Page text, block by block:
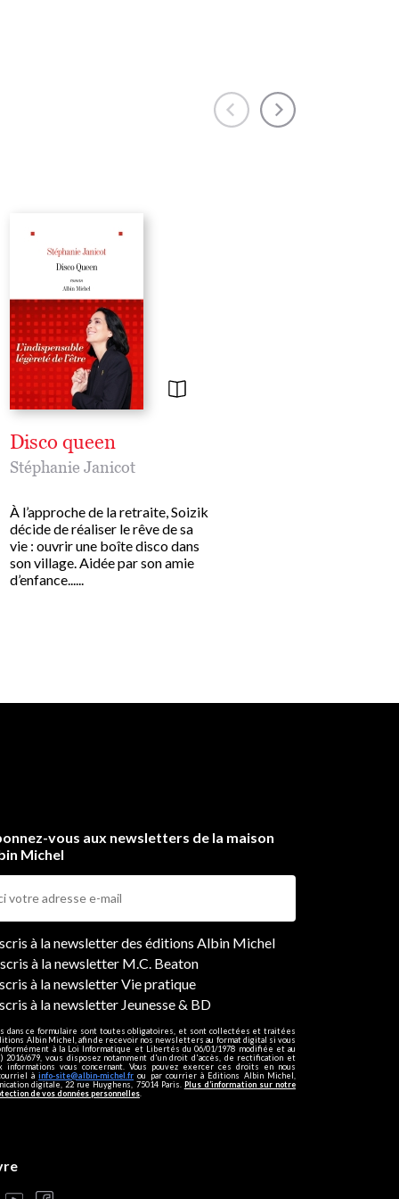
Disco queen
Stéphanie Janicot
À l’approche de la retraite, Soizik
décide de réaliser le rêve de sa
vie : ouvrir une boîte disco dans
son village. Aidée par son amie
d’enfance......
vous aux newsletters de la maison
Michel
à la newsletter des éditions Albin Michel
à la newsletter M.C. Beaton
à la newsletter Vie pratique
à la newsletter Jeunesse & BD
dans ce formulaire sont toutes obligatoires, et sont collectées et traitées
Albin Michel, afin de recevoir nos newsletters au format digital si vous
à la Loi Informatique et Libertés du 06/01/1978 modifiée et au
2016/679, vous disposez notamment d'un droit d'accès, de rectification et
informations vous concernant. Vous pouvez exercer ces droits en nous
àinfo-site@albin-michel.fr ou par courrier à Editions Albin Michel,
digitale, 22 rue Huyghens, 75014 Paris. Plus d’information sur notre
de vos données personnelles